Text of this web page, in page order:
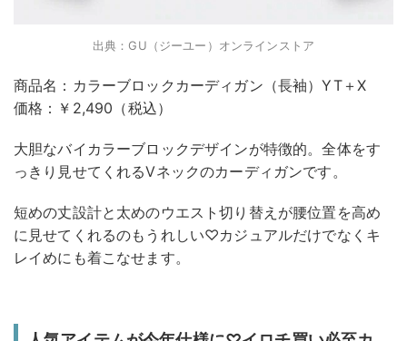
出典：GU（ジーユー）オンラインストア
商品名：カラーブロックカーディガン（長袖）YT＋X
価格：￥2,490（税込）
大胆なバイカラーブロックデザインが特徴的。全体をす
っきり見せてくれるVネックのカーディガンです。
短めの丈設計と太めのウエスト切り替えが腰位置を高め
に見せてくれるのもうれしい♡カジュアルだけでなくキ
レイめにも着こなせます。